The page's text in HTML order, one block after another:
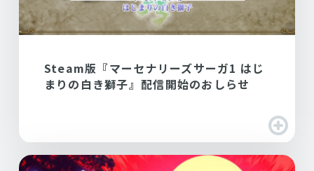
Steam版『マーセナリーズサーガ1 はじ
まりの白き獅子』配信開始のおしらせ